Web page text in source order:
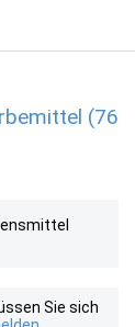
(76
Sie sich